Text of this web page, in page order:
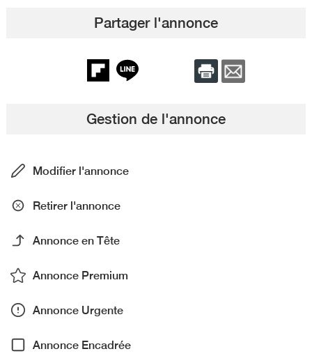
Partager l'annonce
Gestion de l'annonce
Modifier l'annonce
Retirer l'annonce
Annonce en Tête
Annonce Premium
Annonce Urgente
Annonce Encadrée